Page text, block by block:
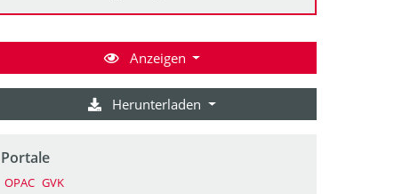
Anzeigen
Herunterladen
Portale
OPAC GVK